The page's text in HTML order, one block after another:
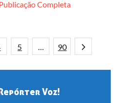
Completa
5 … 90
Voz!